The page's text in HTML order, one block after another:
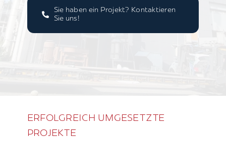
Sie haben ein Projekt? Kontaktieren
Sie uns!
ERFOLGREICH UMGESETZTE
PROJEKTE